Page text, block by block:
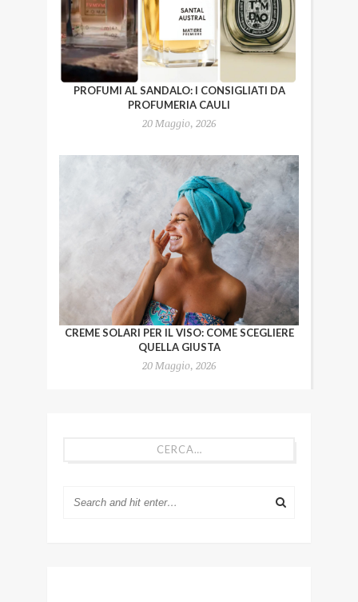
PROFUMI AL SANDALO: I CONSIGLIATI DA
PROFUMERIA CAULI
20 Maggio, 2026
CREME SOLARI PER IL VISO: COME SCEGLIERE
QUELLA GIUSTA
20 Maggio, 2026
CERCA…